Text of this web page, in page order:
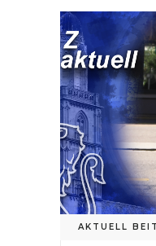
AKTUELL